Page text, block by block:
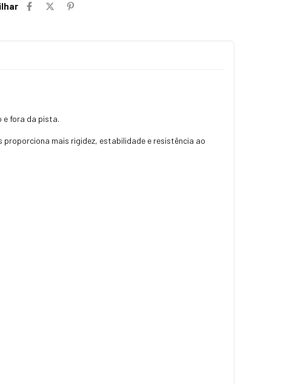
e fora da pista.
proporciona mais rigidez, estabilidade e resistência ao